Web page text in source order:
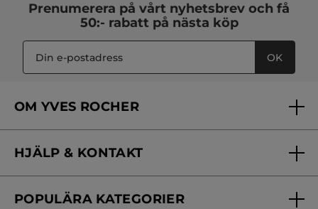
Prenumerera på vårt nyhetsbrev och få
50:- rabatt på nästa köp
OK
OM YVES ROCHER
Vårt engagemang
HJÄLP & KONTAKT
Kontakta oss
POPULÄRA KATEGORIER